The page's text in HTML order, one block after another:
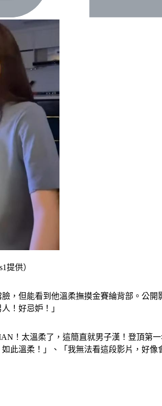
提供）
，但能看到他溫柔撫摸金賽綸背部。公
！好忌妒！」
！太溫柔了，這簡直就男子漢！登頂第
此溫柔！」、「我無法看這段影片，好